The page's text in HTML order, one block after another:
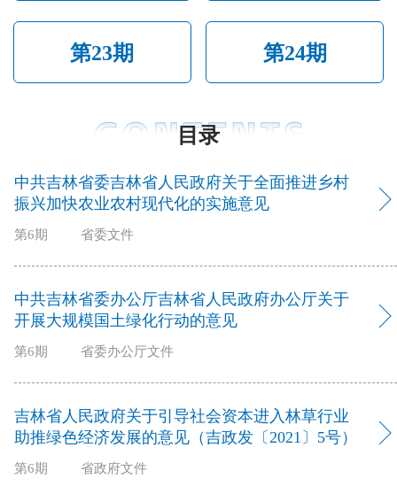
第23期 第24期
目录
中共吉林省委吉林省人民政府关于全面推进乡村
振兴加快农业农村现代化的实施意见
第6期 省委文件
中共吉林省委办公厅吉林省人民政府办公厅关于
开展大规模国土绿化行动的意见
第6期 省委办公厅文件
吉林省人民政府关于引导社会资本进入林草行业
助推绿色经济发展的意见（吉政发〔2021〕5号）
第6期 省政府文件